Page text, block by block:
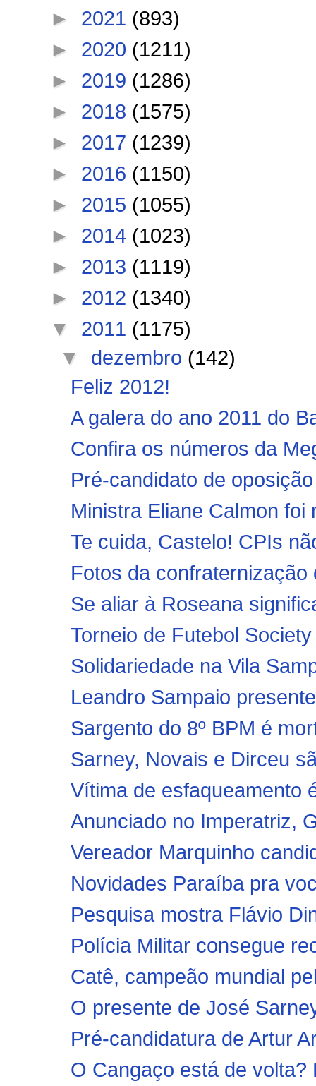
► 2021 (893)
► 2020 (1211)
► 2019 (1286)
► 2018 (1575)
► 2017 (1239)
► 2016 (1150)
► 2015 (1055)
► 2014 (1023)
► 2013 (1119)
► 2012 (1340)
▼ 2011 (1175)
▼ dezembro (142)
Feliz 2012!
A galera do ano 2011 do
Confira os números da
Pré-candidato de
Ministra Eliane Calmon
Te cuida, Castelo! CPIs
Fotos da confraternização
Se aliar à Roseana
Torneio de Futebol
Solidariedade na Vila
Leandro Sampaio
Sargento do 8º BPM é
Sarney, Novais e Dirceu
Vítima de esfaqueamento
Anunciado no Imperatriz,
Vereador Marquinho
Novidades Paraíba pra
Pesquisa mostra Flávio
Polícia Militar consegue
Catê, campeão mundial
O presente de José
Pré-candidatura de Artur
O Cangaço está de volta?